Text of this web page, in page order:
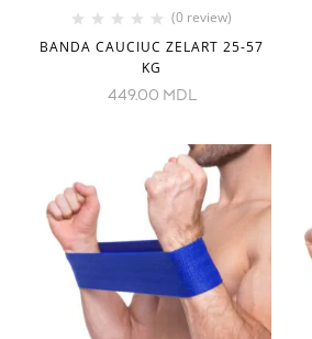
(0 review)
BANDA CAUCIUC ZELART 25-57
KG
449.00 MDL